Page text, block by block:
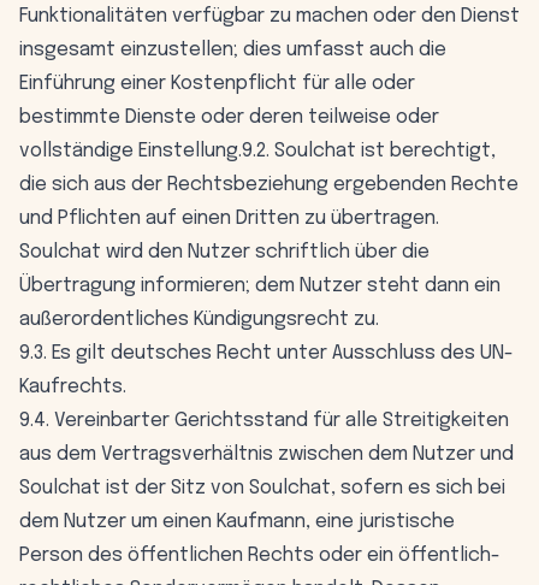
Funktionalitäten verfügbar zu machen oder den Dienst
insgesamt einzustellen; dies umfasst auch die
Einführung einer Kostenpflicht für alle oder
bestimmte Dienste oder deren teilweise oder
vollständige Einstellung.9.2. Soulchat ist berechtigt,
die sich aus der Rechtsbeziehung ergebenden Rechte
und Pflichten auf einen Dritten zu übertragen.
Soulchat wird den Nutzer schriftlich über die
Übertragung informieren; dem Nutzer steht dann ein
außerordentliches Kündigungsrecht zu.
9.3. Es gilt deutsches Recht unter Ausschluss des UN-
Kaufrechts.
9.4. Vereinbarter Gerichtsstand für alle Streitigkeiten
aus dem Vertragsverhältnis zwischen dem Nutzer und
Soulchat ist der Sitz von Soulchat, sofern es sich bei
dem Nutzer um einen Kaufmann, eine juristische
Person des öffentlichen Rechts oder ein öffentlich-